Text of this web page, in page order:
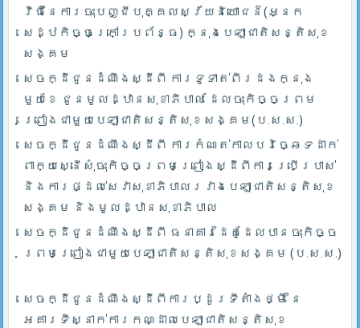
វិធីនៃការចុះបញ្ជីបុគ្គលស្វ័យនិយោជន៍(អ្នក
សេដ្ឋកិច្ចក្រៅប្រព័ន្ធ) ក្នុងបេឡាជាតិសន្តិសុខ
សង្គម
សេចក្ដីជូនដំណឹងស្ដីពី ការទូទាត់ពីរដងក្នុង
មួយខែ ជូនមូលដ្ឋានសុខាភិបាល ដែលចុះកិច្ចព្រម
ព្រៀងជាមួយបេឡាជាតិសន្តិសុខសង្គម(ប.ស.ស.)
សេចក្ដីជូនដំណឹងស្ដីពី ការកំណត់កាលបរិច្ឆេទដាក់
ពាក្យស្នើសុំចុះកិច្ចព្រមព្រៀងស្ដីពីការប្រើប្រាស់
និងការផ្ដល់សេវាសុខាភិបាលរវាងបេឡាជាតិសន្តិសុខ
សង្គម និងមូលដ្ឋានសុខាភិបាល
សេចក្ដីជូនដំណឹងស្ដីពី ធនាគារដៃគូដែលបានចុះកិច្ច
ព្រមព្រៀងជាមួយបេឡាជាតិសន្តិសុខសង្គម (ប.ស.ស.)
សេចក្ដីជូនដំណឹងស្ដីពីការប្ដូរទីតាំងថ្មី នៃ
អគារទីស្នាក់ការកណ្ដាលបេឡាជាតិសន្តិសុខ